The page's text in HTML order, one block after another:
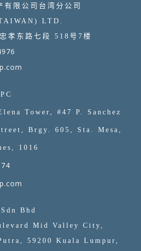
有限公司台湾分公司
LTD.
孝东路七段 518号7楼
Tower, #47 P. Sanchez
Brgy. 605, Sta. Mesa,
1016
Bhd
Mid Valley City,
59200 Kuala Lumpur,